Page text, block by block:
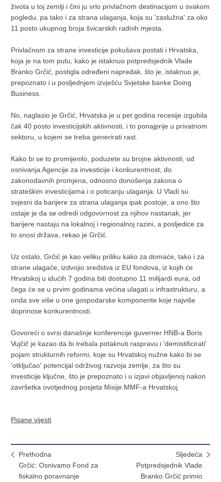
života u toj zemlji i čini ju vrlo privlačnom destinacijom u svakom
pogledu, pa tako i za strana ulaganja, koja su 'zaslužna' za oko
11 posto ukupnog broja švicarskih radnih mjesta.
Privlačnom za strane investicije pokušava postati i Hrvatska,
koja je na tom putu, kako je istaknuo potpredsjednik Vlade
Branko Grčić, postigla određeni napredak, što je, istaknuo je,
prepoznato i u posljednjem izvješću Svjetske banke Doing
Business.
No, naglasio je Grčić, Hrvatska je u pet godina recesije izgubila
čak 40 posto investicijskih aktivnosti, i to ponajprije u privatnom
sektoru, u kojem se treba generirati rast.
Kako bi se to promijenilo, poduzete su brojne aktivnosti, od
osnivanja Agencije za investicije i konkurentnost, do
zakonodavnih promjena, odnosno donošenja zakona o
strateškim investicijama i o poticanju ulaganja. U Vladi su
svjesni da barijere za strana ulaganja ipak postoje, a ono što
ostaje je da se odredi odgovornost za njihov nastanak, jer
barijere nastaju na lokalnoj i regionalnoj razini, a posljedice za
to snosi država, rekao je Grčić.
Uz ostalo, Grčić je kao veliku priliku kako za domaće, tako i za
strane ulagače, izdvojio sredstva iz EU fondova, iz kojih će
Hrvatskoj u idućih 7 godina biti dostupno 11 milijardi eura, od
čega će se u prvim godinama većina ulagati u infrastrukturu, a
onda sve više u one gospodarske komponente koje najviše
doprinose konkurentnosti.
Govoreći o svrsi današnje konferencije guverner HNB-a Boris
Vujčič je kazao da bi trebala potaknuti raspravu i 'demistificirati'
pojam strukturnih reformi, koje su Hrvatskoj nužne kako bi se
'otključao' potencijal održivog razvoja zemlje, za što su
investicije ključne, što je prepoznato i u izjavi objavljenoj nakon
završetka ovotjednog posjeta Misije MMF-a Hrvatskoj.
Pisane vijesti
Prethodna
Grčić: Osnivamo Fond za
fiskalno poravnanje
Sljedeća
Potpredsjednik Vlade
Branko Grčić primio